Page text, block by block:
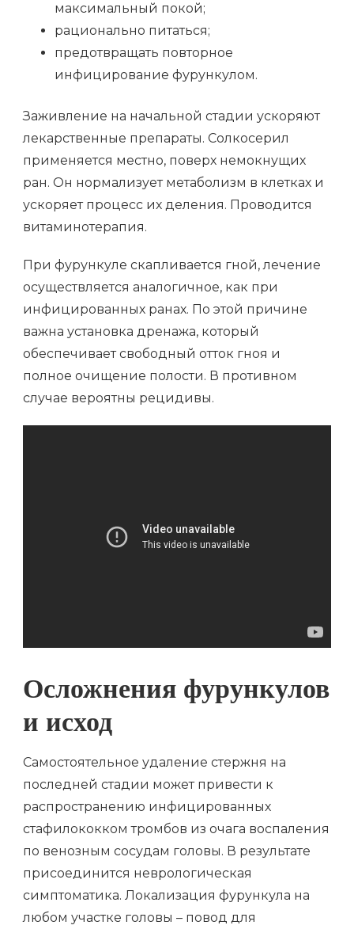
максимальный покой;
рационально питаться;
предотвращать повторное
инфицирование фурункулом.
Заживление на начальной стадии ускоряют
лекарственные препараты. Солкосерил
применяется местно, поверх немокнущих
ран. Он нормализует метаболизм в клетках и
ускоряет процесс их деления. Проводится
витаминотерапия.
При фурункуле скапливается гной, лечение
осуществляется аналогичное, как при
инфицированных ранах. По этой причине
важна установка дренажа, который
обеспечивает свободный отток гноя и
полное очищение полости. В противном
случае вероятны рецидивы.
Осложнения фурункулов
и исход
Самостоятельное удаление стержня на
последней стадии может привести к
распространению инфицированных
стафилококком тромбов из очага воспаления
по венозным сосудам головы. В результате
присоединится неврологическая
симптоматика. Локализация фурункула на
любом участке головы – повод для